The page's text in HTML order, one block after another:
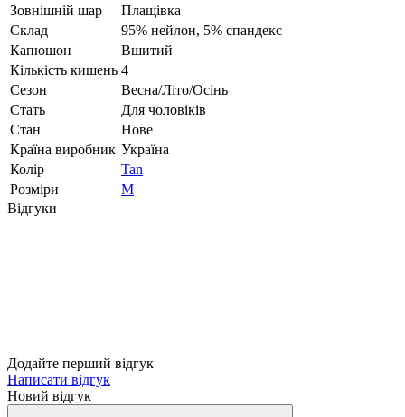
Зовнішній шар
Плащівка
Склад
95% нейлон, 5% спандекс
Капюшон
Вшитий
Кількість кишень 4
Сезон
Весна/Літо/Осінь
Стать
Для чоловіків
Стан
Нове
Країна виробник Україна
Колір
Tan
Розміри
M
Відгуки
Додайте перший відгук
Написати відгук
Новий відгук